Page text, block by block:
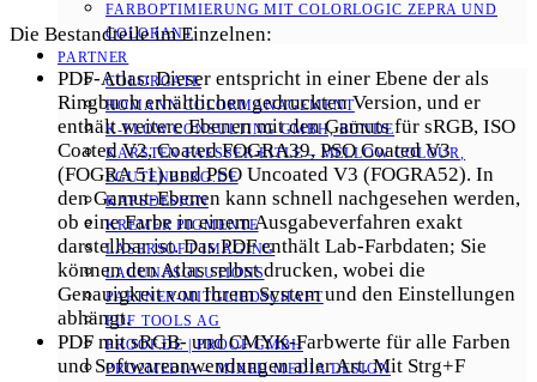
FARBOPTIMIERUNG MIT COLORLOGIC ZEPRA UND
COLORANT
PARTNER
COLORGATE
HOMANN COLORMANAGEMENT
K-FLOW CONSULTING GMBH, BÜNDE
KARSTEN FAESSER-EITLE – MELLOW COLOUR, E
GUTENBERG.DE
KAPSDESIGN
KREMER PIGMENTE
LASERSOFT IMAGING
LACUNASOLUTIONS
PARTNER-MITGLIEDSCHAFT
PDF TOOLS AG
PROOF.DE | PROOF GMBH
PRO2MEDIA – MIXED MEDIA DESIGN
Die Bestandteile im Einzelnen:
PDF-Atlas: Dieser entspricht in einer Ebene der als
Ringbuch erhältlichen gedruckten Version, und er
enthält weitere Ebenen mit den Gamuts für sRGB, ISO
Coated V2, Coated FOGRA39, PSO Coated V3
(FOGRA 51) und PSO Uncoated V3 (FOGRA52). In
den Gamut-Ebenen kann schnell nachgesehen werden,
ob eine Farbe in einem Ausgabeverfahren exakt
darstellbar ist. Das PDF enthält Lab-Farbdaten; Sie
können den Atlas selbst drucken, wobei die
Genauigkeit von Ihrem System und den Einstellungen
abhängt.
PDF mit sRGB- und CMYK-Farbwerte für alle Farben
und Softwareanwendungen aller Art. Mit Strg+F